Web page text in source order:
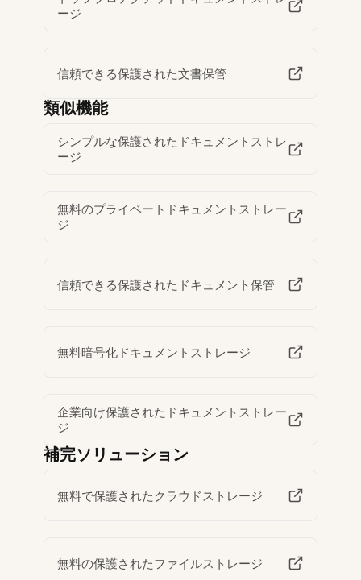
ージ
信頼できる保護された文書保管
類似機能
シンプルな保護されたドキュメントストレ
ージ
無料のプライベートドキュメントストレー
ジ
信頼できる保護されたドキュメント保管
無料暗号化ドキュメントストレージ
企業向け保護されたドキュメントストレー
ジ
補完ソリューション
無料で保護されたクラウドストレージ
無料の保護されたファイルストレージ